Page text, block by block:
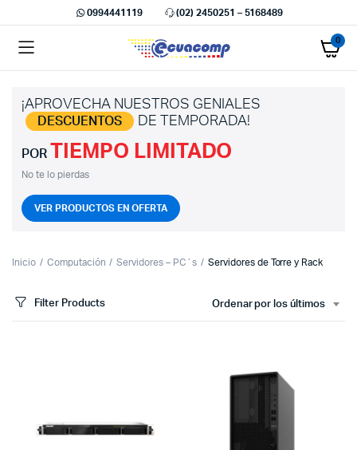
0994441119 (02) 2450251 – 5168489
0
¡APROVECHA NUESTROS GENIALES
DESCUENTOS DE TEMPORADA!
POR TIEMPO LIMITADO
No te lo pierdas
VER PRODUCTOS EN OFERTA
Inicio Computación Servidores – PC´s Servidores de Torre y Rack
Filter Products Ordenar por los últimos